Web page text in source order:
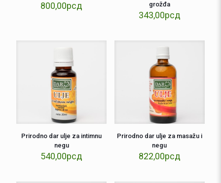
800,00рсд
grožđa
343,00рсд
Prirodno dar ulje za intimnu
negu
540,00рсд
Prirodno dar ulje za masažu i
negu
822,00рсд